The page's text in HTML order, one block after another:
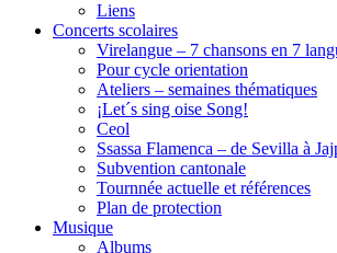
Liens
Concerts scolaires
Virelangue – 7 chansons en 7
Pour cycle orientation
Ateliers – semaines thématiques
¡Let´s sing oise Song!
Ceol
Ssassa Flamenca – de Sevilla à
Subvention cantonale
Tournnée actuelle et références
Plan de protection
Musique
Albums